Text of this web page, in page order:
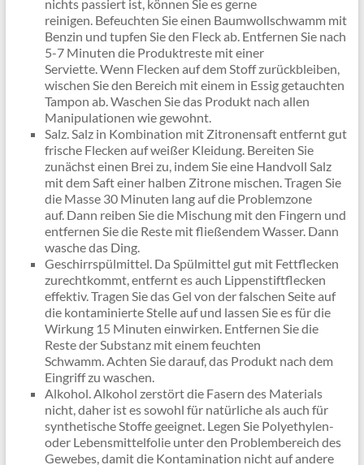
nichts passiert ist, können Sie es gerne
reinigen. Befeuchten Sie einen Baumwollschwamm mit
Benzin und tupfen Sie den Fleck ab. Entfernen Sie nach
5-7 Minuten die Produktreste mit einer
Serviette. Wenn Flecken auf dem Stoff zurückbleiben,
wischen Sie den Bereich mit einem in Essig getauchten
Tampon ab. Waschen Sie das Produkt nach allen
Manipulationen wie gewohnt.
Salz. Salz in Kombination mit Zitronensaft entfernt gut
frische Flecken auf weißer Kleidung. Bereiten Sie
zunächst einen Brei zu, indem Sie eine Handvoll Salz
mit dem Saft einer halben Zitrone mischen. Tragen Sie
die Masse 30 Minuten lang auf die Problemzone
auf. Dann reiben Sie die Mischung mit den Fingern und
entfernen Sie die Reste mit fließendem Wasser. Dann
wasche das Ding.
Geschirrspülmittel. Da Spülmittel gut mit Fettflecken
zurechtkommt, entfernt es auch Lippenstiftflecken
effektiv. Tragen Sie das Gel von der falschen Seite auf
die kontaminierte Stelle auf und lassen Sie es für die
Wirkung 15 Minuten einwirken. Entfernen Sie die
Reste der Substanz mit einem feuchten
Schwamm. Achten Sie darauf, das Produkt nach dem
Eingriff zu waschen.
Alkohol. Alkohol zerstört die Fasern des Materials
nicht, daher ist es sowohl für natürliche als auch für
synthetische Stoffe geeignet. Legen Sie Polyethylen-
oder Lebensmittelfolie unter den Problembereich des
Gewebes, damit die Kontamination nicht auf andere